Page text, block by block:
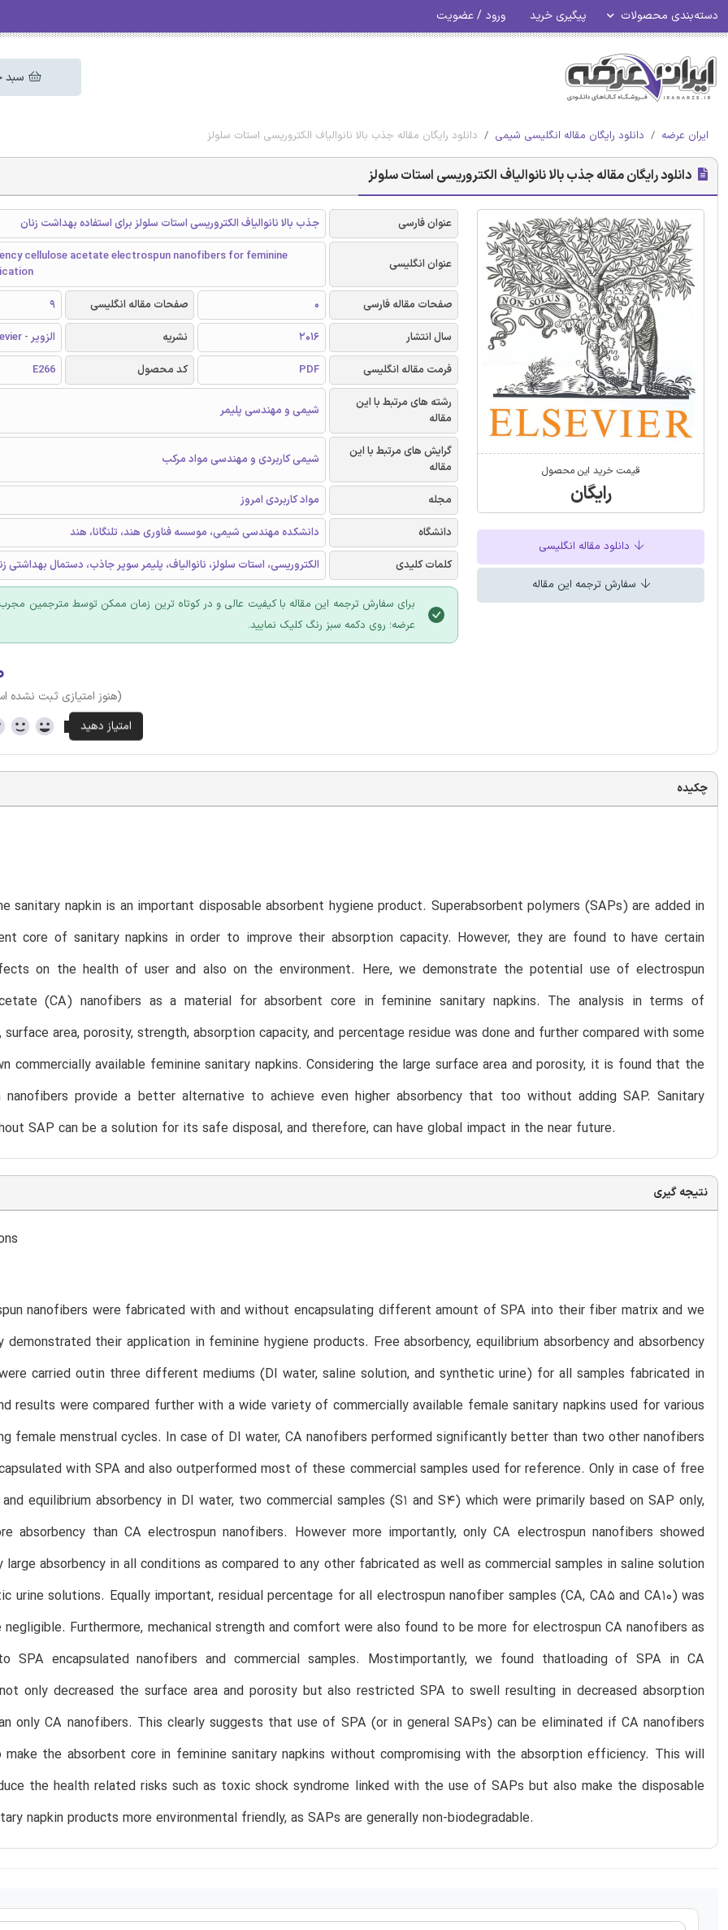
دسته‌بندی محصولات پیگیری خرید ورود / عضویت
سبد
ایران عرضه دانلود رایگان مقاله انگلیسی شیمی دانلود رایگان مقاله جذب بالا نانوالیاف الکتروریسی استات سلولز
دانلود رایگان مقاله جذب بالا نانوالیاف الکتروریسی استات سلولز
قیمت خرید این محصول
رایگان
دانلود مقاله انگلیسی
سفارش ترجمه این مقاله
عنوان فارسی جذب بالا نانوالیاف الکتروریسی استات سلولز برای استفاده بهداشت زنان
عنوان انگلیسی
cellulose acetate electrospun nanofibers for feminine
صفحات مقاله فارسی
0 صفحات مقاله انگلیسی
9
سال انتشار
2016 نشریه
الزویر - Elsevier
فرمت مقاله انگلیسی
PDF کد محصول
E266
رشته های مرتبط با این
مقاله
شیمی و مهندسی پلیمر
گرایش های مرتبط با این
مقاله
شیمی کاربردی و مهندسی مواد مرکب
مجله
مواد کاربردی امروز
دانشگاه
دانشکده مهندسی شیمی، موسسه فناوری هند، تلنگانا، هند
کلمات کلیدی
الکتروریسی، استات سلولز، نانوالیاف، پلیمر سوپر جاذب، دستمال بهداشتی
برای سفارش ترجمه این مقاله با کیفیت عالی و در کوتاه ترین زمان ممکن توسط مترجمین
عرضه؛ روی دکمه سبز رنگ کلیک نمایید.
(هنوز امتیازی ثبت نشده
چکیده
sanitary napkin is an important disposable absorbent hygiene product. Superabsorbent polymers (SAPs) are added in
core of sanitary napkins in order to improve their absorption capacity. However, they are found to have certain
on the health of user and also on the environment. Here, we demonstrate the potential use of electrospun
(CA) nanofibers as a material for absorbent core in feminine sanitary napkins. The analysis in terms of
surface area, porosity, strength, absorption capacity, and percentage residue was done and further compared with some
commercially available feminine sanitary napkins. Considering the large surface area and porosity, it is found that the
nanofibers provide a better alternative to achieve even higher absorbency that too without adding SAP. Sanitary
SAP can be a solution for its safe disposal, and therefore, can have global impact in the near future.
نتیجه گیری
nanofibers were fabricated with and without encapsulating different amount of SPA into their fiber matrix and we
demonstrated their application in feminine hygiene products. Free absorbency, equilibrium absorbency and absorbency
carried outin three different mediums (DI water, saline solution, and synthetic urine) for all samples fabricated in
results were compared further with a wide variety of commercially available female sanitary napkins used for various
female menstrual cycles. In case of DI water, CA nanofibers performed significantly better than two other nanofibers
with SPA and also outperformed most of these commercial samples used for reference. Only in case of free
equilibrium absorbency in DI water, two commercial samples (S1 and S4) which were primarily based on SAP only,
absorbency than CA electrospun nanofibers. However more importantly, only CA electrospun nanofibers showed
absorbency in all conditions as compared to any other fabricated as well as commercial samples in saline solution
urine solutions. Equally important, residual percentage for all electrospun nanofiber samples (CA, CA5 and CA10) was
Furthermore, mechanical strength and comfort were also found to be more for electrospun CA nanofibers as
SPA encapsulated nanofibers and commercial samples. Mostimportantly, we found thatloading of SPA in CA
only decreased the surface area and porosity but also restricted SPA to swell resulting in decreased absorption
only CA nanofibers. This clearly suggests that use of SPA (or in general SAPs) can be eliminated if CA nanofibers
make the absorbent core in feminine sanitary napkins without compromising with the absorption efficiency. This will
the health related risks such as toxic shock syndrome linked with the use of SAPs but also make the disposable
napkin products more environmental friendly, as SAPs are generally non-biodegradable.